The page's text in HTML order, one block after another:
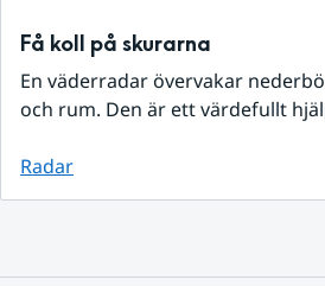
Få koll på skurarna
En väderradar övervakar
och rum. Den är ett värdefullt
Radar